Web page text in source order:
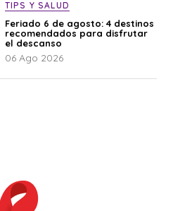
TIPS Y SALUD
Feriado 6 de agosto: 4 destinos
recomendados para disfrutar
el descanso
06 Ago 2026